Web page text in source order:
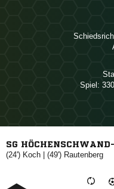
Spiel:
SG
(24')  | (49') 